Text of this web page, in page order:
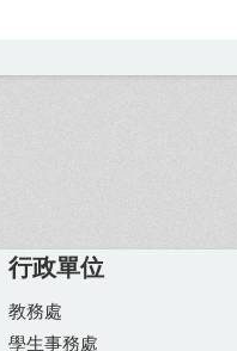
行政單位
教務處
學生事務處